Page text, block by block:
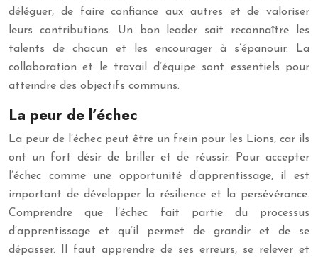
déléguer, de faire confiance aux autres et de valoriser
leurs contributions. Un bon leader sait reconnaître les
talents de chacun et les encourager à s’épanouir. La
collaboration et le travail d’équipe sont essentiels pour
atteindre des objectifs communs.
La peur de l’échec
La peur de l’échec peut être un frein pour les Lions, car ils
ont un fort désir de briller et de réussir. Pour accepter
l’échec comme une opportunité d’apprentissage, il est
important de développer la résilience et la persévérance.
Comprendre que l’échec fait partie du processus
d’apprentissage et qu’il permet de grandir et de se
dépasser. Il faut apprendre de ses erreurs, se relever et